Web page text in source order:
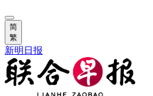
简
繁
新明日报